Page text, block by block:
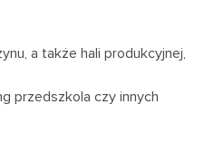
a także hali produkcyjnej,
przedszkola czy innych